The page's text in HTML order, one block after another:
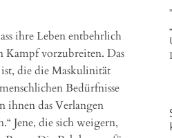
ihre Leben entbehrlich
Kampf vorzubreiten. Das
die die Maskulinität
Bedürfnisse
ihnen das Verlangen
Jene, die sich weigern,